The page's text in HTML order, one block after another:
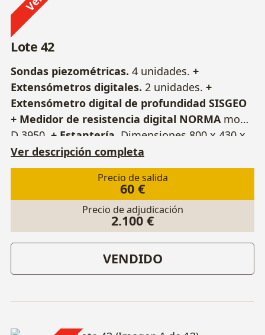
Lote 42
Sondas piezométricas. 4 unidades. +
Extensómetros digitales. 2 unidades. +
Extensómetro digital de profundidad SISGEO
+ Medidor de resistencia digital NORMA mod.
D 3950. + Estantería. Dimensiones 800 x 430 x
1630 mm.
Ver descripción completa
Precio de salida
60 €
Precio de adjudicación
2.100 €
VENDIDO